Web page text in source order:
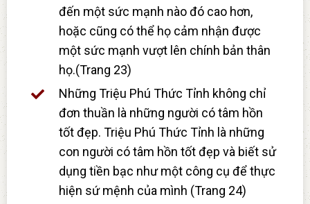
đến một sức mạnh nào đó cao hơn,
hoặc cũng có thể họ cảm nhận được
một sức mạnh vượt lên chính bản thân
họ.(Trang 23)
Những Triệu Phú Thức Tỉnh không chỉ
đơn thuần là những người có tâm hồn
tốt đẹp. Triệu Phú Thức Tỉnh là những
con người có tâm hồn tốt đẹp và biết sử
dụng tiền bạc như một công cụ để thực
hiện sứ mệnh của mình (Trang 24)